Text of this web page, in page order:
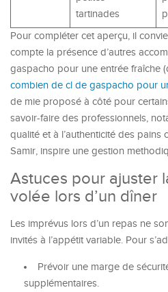
tartinades
Pour compléter cet aperçu, il
compte la présence d’autres
gaspacho pour une entrée fraîche
combien de cl de gaspacho pour
de mie proposé à côté pour
savoir-faire des professionnels,
qualité et à l’authenticité des
Samir, inspire une gestion
Astuces pour ajuster
volée lors d’un dîner
Les imprévus lors d’un repas ne
invités à l’appétit variable. Pour
Prévoir une marge de
supplémentaires.